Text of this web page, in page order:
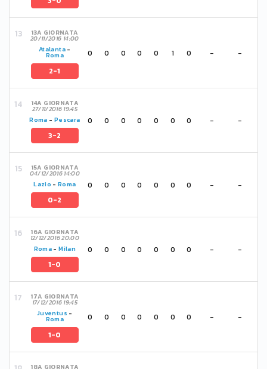
13A GIORNATA
20/11/2016 14:00
Atalanta-
Roma
2-1
0 0 0 0 0 1 0 - -
14A GIORNATA
27/11/2016 19:45
Roma - Pescara
3-2
0 0 0 0 0 0 0 - -
15A GIORNATA
04/12/2016 14:00
Lazio -Roma
0-2
0 0 0 0 0 0 0 - -
16A GIORNATA
12/12/2016 20:00
Roma -Milan
1-0
0 0 0 0 0 0 0 - -
17A GIORNATA
17/12/2016 19:45
Juventus -
Roma
1-0
0 0 0 0 0 0 0 - -
18A GIORNATA